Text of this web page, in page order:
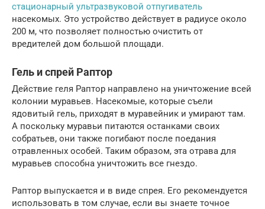
стационарный ультразвуковой отпугиватель
насекомых. Это устройство действует в радиусе около
200 м, что позволяет полностью очистить от
вредителей дом большой площади.
Гель и спрей Раптор
Действие геля Раптор направлено на уничтожение всей
колонии муравьев. Насекомые, которые съели
ядовитый гель, приходят в муравейник и умирают там.
А поскольку муравьи питаются останками своих
собратьев, они также погибают после поедания
отравленных особей. Таким образом, эта отрава для
муравьев способна уничтожить все гнездо.
Раптор выпускается и в виде спрея. Его рекомендуется
использовать в том случае, если вы знаете точное